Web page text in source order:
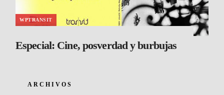
WPTRANSIT
Especial: Cine, posverdad y burbujas
ARCHIVOS